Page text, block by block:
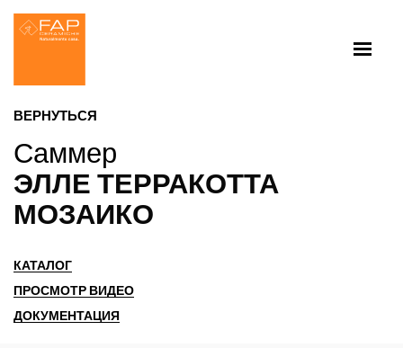
ВЕРНУТЬСЯ
Саммер
ЭЛЛЕ ТЕРРАКОТТА
МОЗАИКО
КАТАЛОГ
ПРОСМОТР ВИДЕО
ДОКУМЕНТАЦИЯ